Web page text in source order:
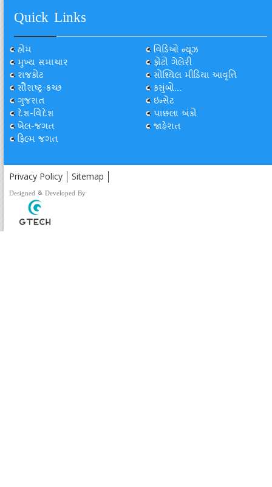
Quick Links
હોમ
મુખ્ય સમાચાર
રાજકોટ
સૌરાષ્ટ્ર-કચ્છ
ગુજરાત
દેશ-વિદેશ
ખેલ-જગત
ફિલ્મ જગત
વિડિઓ ન્યૂઝ
ફોટો ગેલેરી
સોશ્યિલ મીડિયા આવૃત્તિ
કસુંબો...
ઇન્સેટ
પાછલા અંકો
જાહેરાત
Privacy Policy Sitemap
Designed & Developed By